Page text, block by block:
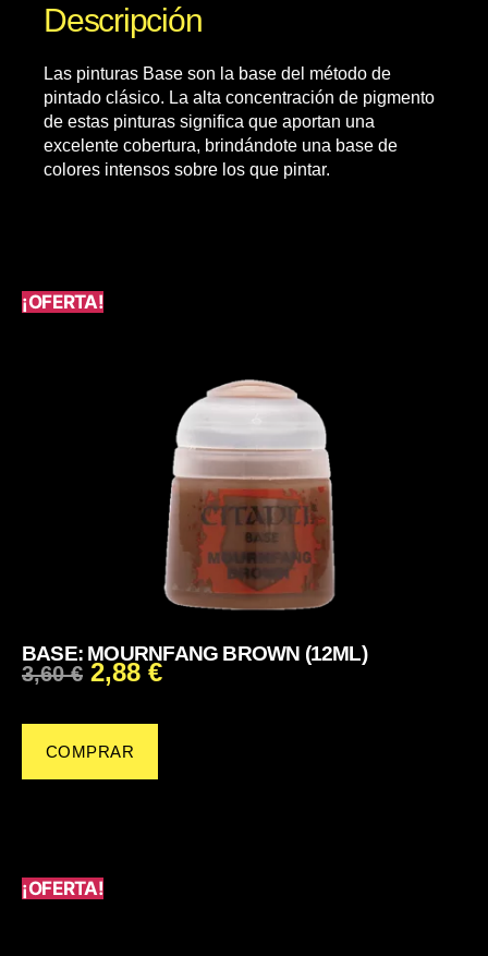
¡OFERTA!
BASE: MOURNFANG BROWN (12ML)
3,60€ 2,88 €
COMPRAR
¡OFERTA!
Descripción
Las pinturas Base son la base del método de
pintado clásico. La alta concentración de pigmento
de estas pinturas significa que aportan una
excelente cobertura, brindándote una base de
colores intensos sobre los que pintar.